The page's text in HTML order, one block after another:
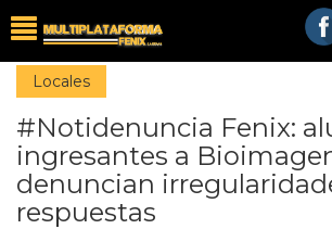
Locales
#Notidenuncia Fenix:
ingresantes a
denuncian
respuestas